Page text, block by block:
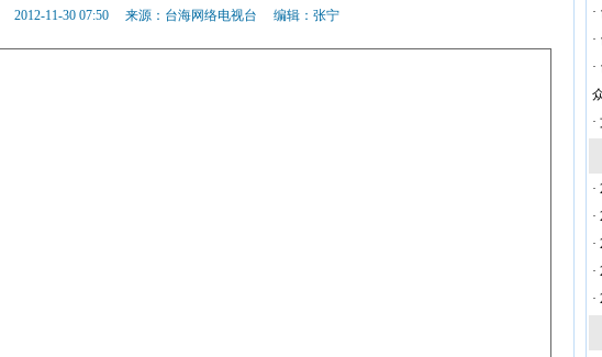
2012-11-30 07:50 来源：台海网络电视台 编辑：张宁
·
·
·
·
·
·
·
·
·